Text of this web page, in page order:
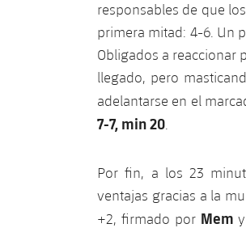
responsables de que
primera mitad: 4-6. Un
Obligados a reaccionar
llegado, pero
adelantarse en el
7-7, min 20
Por fin, a los 23
ventajas gracias a la
+2, firmado por Mem